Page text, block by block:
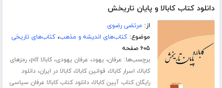
دانلود کتاب کابالا و پایان تاریخش
از: مرتضی رضوی
موضوع:کتاب‌های اندیشه و مذهب،کتاب‌های تاریخی
۶۰۵ صفحه
برچسب‌ها: عرفان، یهود، عرفان یهودی،کابالا pdf ،رمزهای
کابالا، اسرار کابالا، قوانین کابالا،کابالا در ایران،دانلود
رایگان کتاب آیین کابالا،دانلود کتاب کابالا عرفان سیاسی